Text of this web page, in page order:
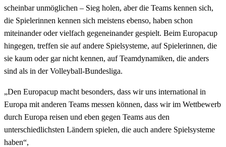
scheinbar unmöglichen – Sieg holen, aber die Teams kennen sich,
die Spielerinnen kennen sich meistens ebenso, haben schon
miteinander oder vielfach gegeneinander gespielt. Beim Europacup
hingegen, treffen sie auf andere Spielsysteme, auf Spielerinnen, die
sie kaum oder gar nicht kennen, auf Teamdynamiken, die anders
sind als in der Volleyball-Bundesliga.
„Den Europacup macht besonders, dass wir uns international in
Europa mit anderen Teams messen können, dass wir im Wettbewerb
durch Europa reisen und eben gegen Teams aus den
unterschiedlichsten Ländern spielen, die auch andere Spielsysteme
haben“,